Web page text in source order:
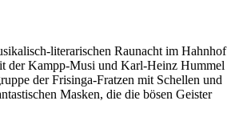
literarischen Raunacht im Hahnhof
der Kampp-Musi und Karl-Heinz Hummel
der Frisinga-Fratzen mit Schellen und
Masken, die die bösen Geister